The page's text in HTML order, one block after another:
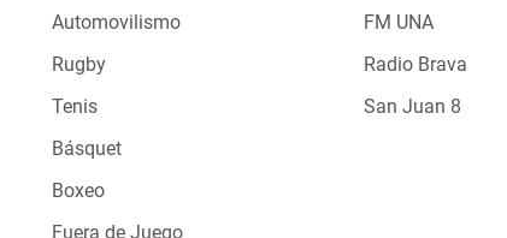
Automovilismo
Rugby
Tenis
Básquet
Boxeo
Fuera de Juego
FM UNA
Radio Brava
San Juan 8